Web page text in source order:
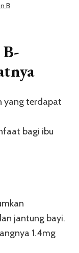
B
yang terdapat
bagi ibu
jantung bayi.
1.4mg